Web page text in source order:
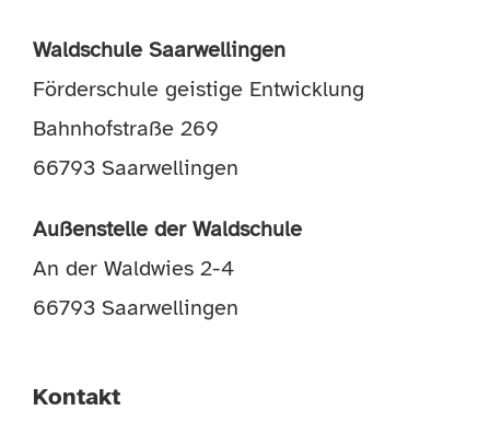
Waldschule Saarwellingen
Förderschule geistige Entwicklung
Bahnhofstraße 269
66793 Saarwellingen
Außenstelle der Waldschule
An der Waldwies 2-4
66793 Saarwellingen
Kontakt